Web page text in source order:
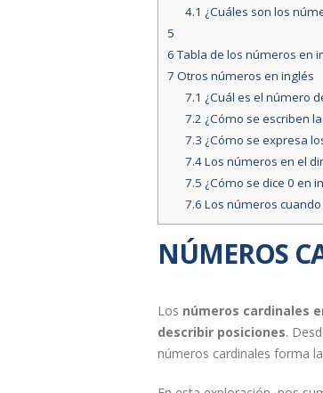
4.1 ¿Cuáles son los
5
6Tabla de los números en
7 Otros números en inglés
7.1 ¿Cuál es el número
7.2 ¿Cómo se escriben
7.3 ¿Cómo se expresa
7.4Los números en el
7.5 ¿Cómo se dice 0 en
7.6 Los números
NÚMEROS
Los números cardinales
describir posiciones.
números cardinales forma